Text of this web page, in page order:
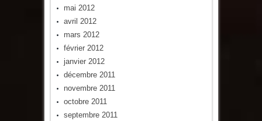
mai 2012
avril 2012
mars 2012
février 2012
janvier 2012
décembre 2011
novembre 2011
octobre 2011
septembre 2011